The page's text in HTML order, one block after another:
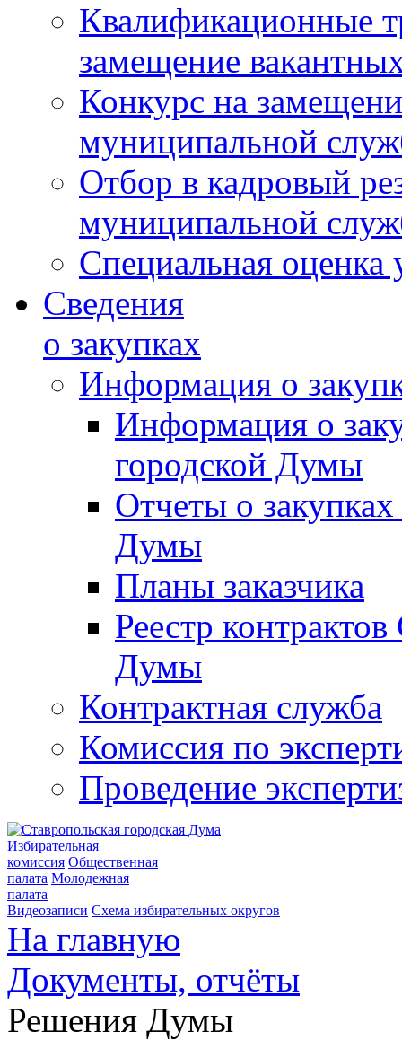
Квалификационные
замещение
Конкурс на
муниципальной
Отбор в кадровый
муниципальной
Специальная оценка
Сведения
о закупках
Информация о
Информация о
городской Думы
Отчеты о
Думы
Планы заказчика
Реестр
Думы
Контрактная служба
Комиссия по
Проведение
Избирательная
комиссия Общественная
палата Молодежная
палата
Видеозаписи Схема избирательных округов
На главную
Документы, отчёты
Решения Думы